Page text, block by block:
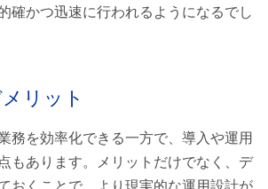
確かつ迅速に行われるようになるでし
リット
務を効率化できる一方で、導入や運用
もあります。メリットだけでなく、デ